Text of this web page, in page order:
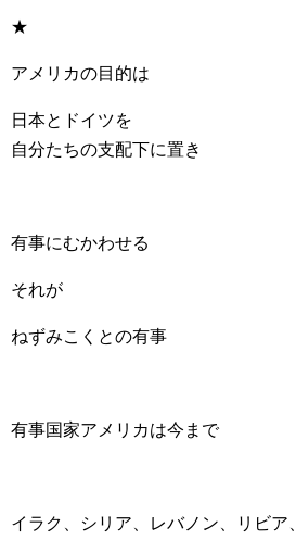
★
アメリカの目的は
日本とドイツを
自分たちの支配下に置き
有事にむかわせる
それが
ねずみこくとの有事
有事国家アメリカは今まで
イラク、シリア、レバノン、リビア